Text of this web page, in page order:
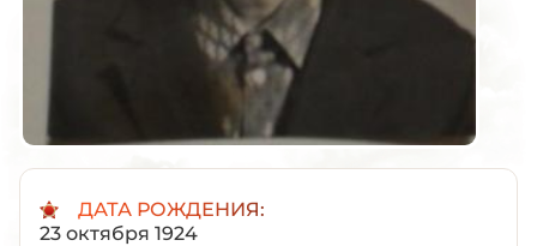
ДАТА РОЖДЕНИЯ:
23 октября 1924